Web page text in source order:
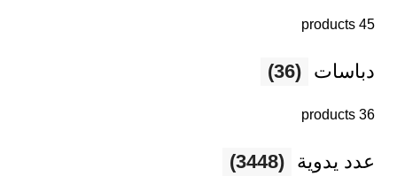
45 products
دباسات (36)
36 products
عدد يدوية (3448)